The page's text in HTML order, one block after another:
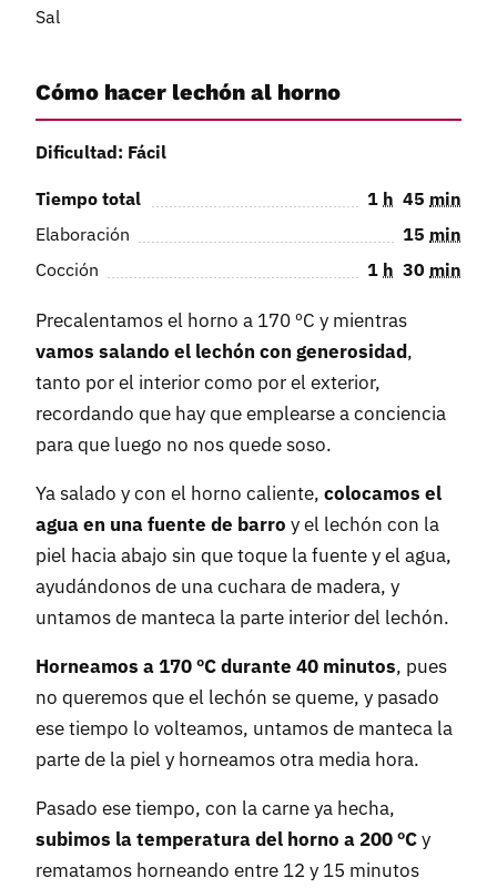
Sal
Cómo hacer lechón al horno
Dificultad: Fácil
Tiempo total 1 h 45 min
Elaboración
15 min
Cocción
1 h 30 min
Precalentamos el horno a 170 ºC y mientras
vamos salando el lechón con generosidad,
tanto por el interior como por el exterior,
recordando que hay que emplearse a conciencia
para que luego no nos quede soso.
Ya salado y con el horno caliente, colocamos el
agua en una fuente de barro y el lechón con la
piel hacia abajo sin que toque la fuente y el agua,
ayudándonos de una cuchara de madera, y
untamos de manteca la parte interior del lechón.
Horneamos a 170 ºC durante 40 minutos, pues
no queremos que el lechón se queme, y pasado
ese tiempo lo volteamos, untamos de manteca la
parte de la piel y horneamos otra media hora.
Pasado ese tiempo, con la carne ya hecha,
subimos la temperatura del horno a 200 ºCy
rematamos horneando entre 12 y 15 minutos